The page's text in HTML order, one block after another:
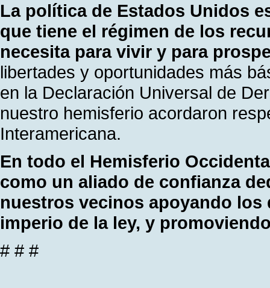
La política de Estados Unidos
que tiene el régimen de los
necesita para vivir y para
libertades y oportunidades más
en la Declaración Universal de
nuestro hemisferio acordaron
Interamericana.
En todo el Hemisferio
como un aliado de confianza
nuestros vecinos apoyando los
imperio de la ley, y
# # #